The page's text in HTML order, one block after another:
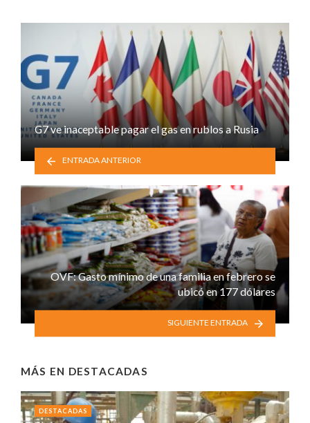
G7 ve inaceptable pagar el gas en rublos a Rusia
ENTRADA ANTERIOR
OVF: Gasto mínimo de una familia en febrero se
ubicó en 177 dólares
SIGUIENTE ENTRADA
MÁS EN DESTACADAS
DESTACADAS